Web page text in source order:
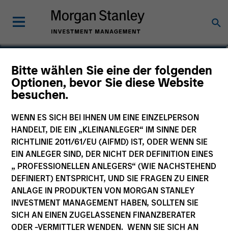
Bitte wählen Sie eine der folgenden
Optionen, bevor Sie diese Website
besuchen.
WENN ES SICH BEI IHNEN UM EINE EINZELPERSON
HANDELT, DIE EIN „KLEINANLEGER“ IM SINNE DER
RICHTLINIE 2011/61/EU (AIFMD) IST, ODER WENN SIE
EIN ANLEGER SIND, DER NICHT DER DEFINITION EINES
„ PROFESSIONELLEN ANLEGERS“ (WIE NACHSTEHEND
DEFINIERT) ENTSPRICHT, UND SIE FRAGEN ZU EINER
ANLAGE IN PRODUKTEN VON MORGAN STANLEY
INVESTMENT MANAGEMENT HABEN, SOLLTEN SIE
SICH AN EINEN ZUGELASSENEN FINANZBERATER
ODER -VERMITTLER WENDEN. WENN SIE SICH AN
Peggy Taylor, CFA
Executive Director